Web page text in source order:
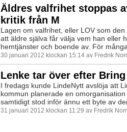
Äldres valfrihet stoppas
kritik från M
Lagen om valfrihet, eller LOV som
att äldre själva får välja vem han eller
hemtjänster och boende av. För
30 januari 2012 klockan 15:14 av Fredrik
Lenke tar över efter Bring
I fredags kunde LindeNytt avslöja att
kommun planerade en
samtidigt stod inför ännu ett byte av
31 januari 2012 klockan 11:29 av Fredrik